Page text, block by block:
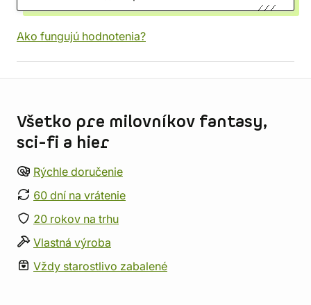
Ako fungujú hodnotenia?
Všetko pre milovníkov fantasy,
sci-fi a hier
Rýchle doručenie
60 dní na vrátenie
20 rokov na trhu
Vlastná výroba
Vždy starostlivo zabalené